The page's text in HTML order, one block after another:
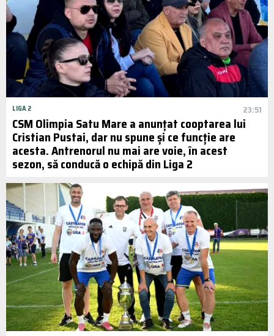
LIGA 2 23:51
CSM Olimpia Satu Mare a anunțat cooptarea lui
Cristian Pustai, dar nu spune și ce funcție are
acesta. Antrenorul nu mai are voie, în acest
sezon, să conducă o echipă din Liga 2